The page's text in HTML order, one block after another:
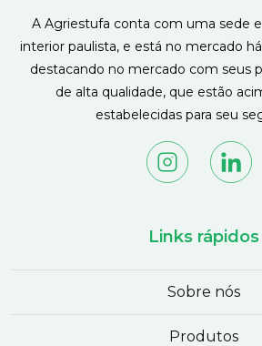
A Agriestufa conta com uma sede
interior paulista, e está no mercado
destacando no mercado com seus
de alta qualidade, que estão
estabelecidas para seu
Links rápidos
Sobre nós
Produtos